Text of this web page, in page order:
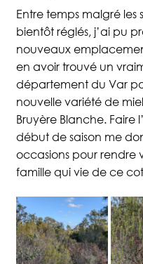
Entre temps malgré les
bientôt réglés, j’ai pu
nouveaux
en avoir trouvé un
département du Var
nouvelle variété de
Bruyère Blanche. Faire
début de saison me
occasions pour rendre
famille qui vie de ce